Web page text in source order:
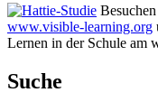
www.visible-learning.org
Lernen in der Schule am
Suche